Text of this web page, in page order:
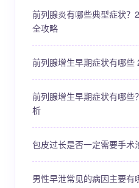
前列腺炎有哪些典型症状
全攻略
前列腺增生早期症状有哪
前列腺增生早期症状有哪
析
包皮过长是否一定需要手术
男性早泄常见的病因主要有